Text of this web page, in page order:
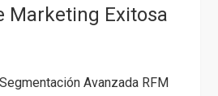
Marketing Exitosa
Avanzada RFM